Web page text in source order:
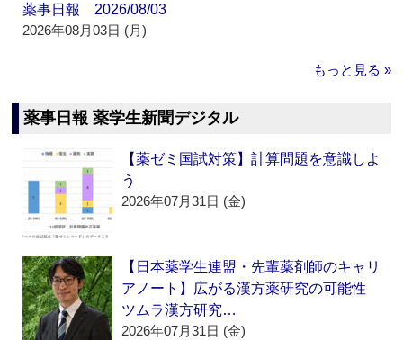
薬事日報 2026/08/03
2026年08月03日 (月)
もっと見る »
薬事日報 薬学生新聞デジタル
【薬ゼミ国試対策】計算問題を意識しよ
う
2026年07月31日 (金)
【日本薬学生連盟・先輩薬剤師のキャリ
アノート】広がる漢方薬研究の可能性
ツムラ漢方研究…
2026年07月31日 (金)